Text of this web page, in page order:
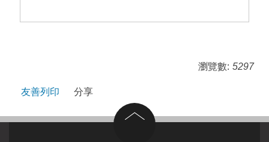
瀏覽數: 5297
友善列印 分享
回到頂部